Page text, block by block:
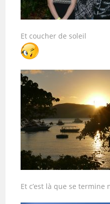
Et coucher de soleil
Et c’est là que se